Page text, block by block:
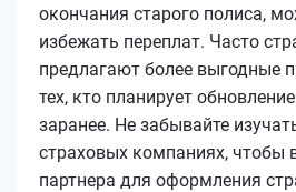
окончания старого полиса,
избежать переплат. Часто
предлагают более выгодные
тех, кто планирует
заранее. Не забывайте
страховых компаниях, чтобы
партнера для оформления